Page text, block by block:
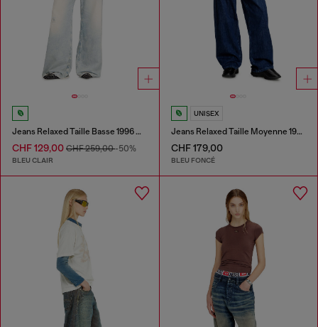
Jeans Relaxed Taille Basse 1996 D-Sire
CHF 129,00 CHF 259,00-50%
BLEU CLAIR
UNISEX
Jeans Relaxed Taille Moyenne 1997 D-Enim-M
CHF 179,00
BLEU FONCÉ